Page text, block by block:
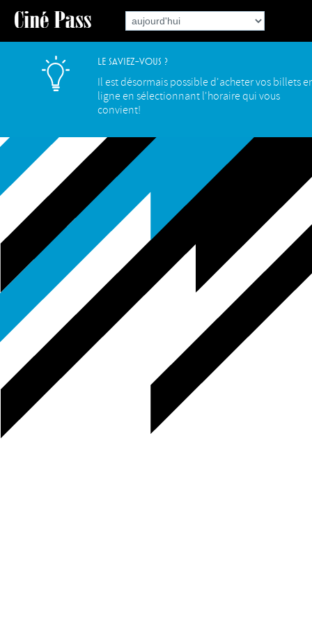
Le saviez-vous ?
Il est désormais possible d'acheter vos billets
ligne en sélectionnant l'horaire qui vous
convient!